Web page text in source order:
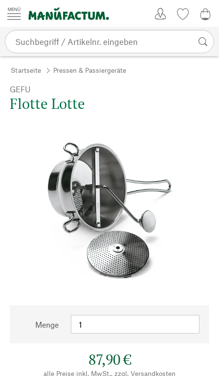
Zum Inhalt springen
Startseite Pressen & Passiergeräte
GEFU
Flotte Lotte
Menge
87,90 €
alle Preise inkl. MwSt., zzgl. Versandkosten